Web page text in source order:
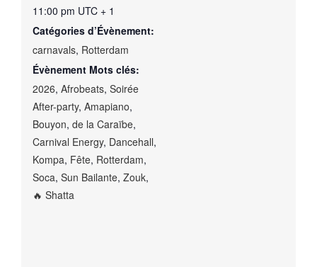
11:00 pm UTC + 1
Catégories d’Évènement:
carnavals, Rotterdam
Évènement Mots clés:
2026, Afrobeats, Soirée
After-party, Amapiano,
Bouyon, de la Caraïbe,
Carnival Energy, Dancehall,
Kompa, Fête, Rotterdam,
Soca, Sun Bailante, Zouk,
🔥 Shatta